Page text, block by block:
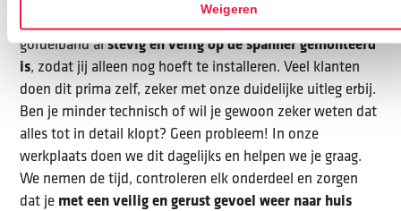
Weigeren
de gordels terugplaatsen. We zorgen ervoor dat de nieuwe
gordelband alstevig en veilig op de spanner gemonteerd
is, zodat jij alleen nog hoeft te installeren. Veel klanten
doen dit prima zelf, zeker met onze duidelijke uitleg erbij.
Ben je minder technisch of wil je gewoon zeker weten dat
alles tot in detail klopt? Geen probleem! In onze
werkplaats doen we dit dagelijks en helpen we je graag.
We nemen de tijd, controleren elk onderdeel en zorgen
dat je met een veilig en gerust gevoel weer naar huis